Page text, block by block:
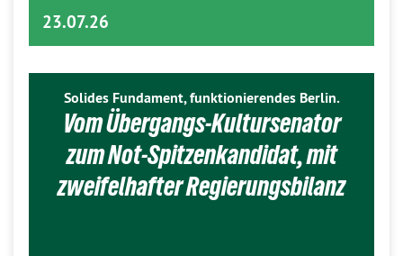
23.07.26
Solides Fundament, funktionierendes Berlin.
Vom Übergangs-Kultursenator
zum Not-Spitzenkandidat, mit
zweifelhafter Regierungsbilanz